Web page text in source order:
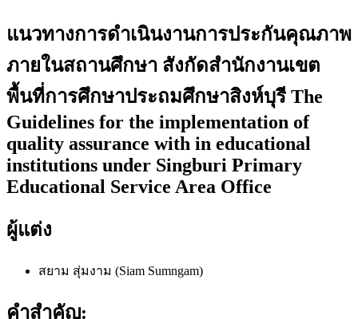
แนวทางการดำเนินงานการประกันคุณภาพ
ภายในสถานศึกษา สังกัดสำนักงานเขต
พื้นที่การศึกษาประถมศึกษาสิงห์บุรี The
Guidelines for the implementation of
quality assurance with in educational
institutions under Singburi Primary
Educational Service Area Office
ผู้แต่ง
สยาม สุ่มงาม (Siam Sumngam)
คำสำคัญ: